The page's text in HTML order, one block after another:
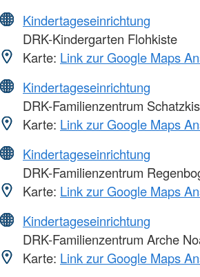
Kindertageseinrichtung
DRK-Kindergarten Flohkiste
Karte: Link zur Google Maps
Kindertageseinrichtung
DRK-Familienzentrum
Karte: Link zur Google Maps
Kindertageseinrichtung
DRK-Familienzentrum
Karte: Link zur Google Maps
Kindertageseinrichtung
DRK-Familienzentrum Arche
Karte: Link zur Google Maps